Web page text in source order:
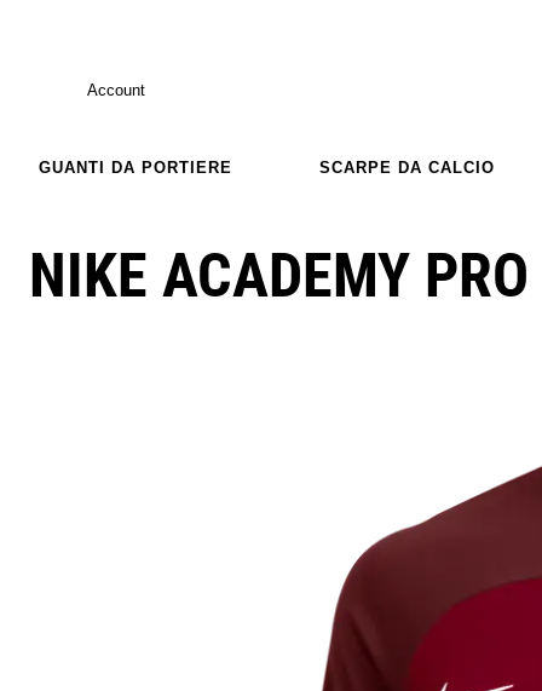
Account
GUANTI DA PORTIERE SCARPE DA CALCIO
NIKE ACADEMY